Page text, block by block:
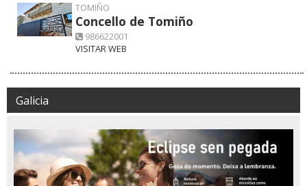
TOMIÑO
Concello de Tomiño
986622001
VISITAR WEB
Galicia